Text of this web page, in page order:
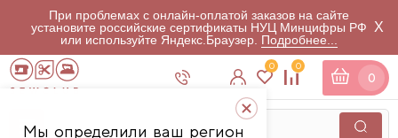
При проблемах с онлайн-оплатой заказов на сайте
установите российские сертификаты НУЦ Минцифры РФ
или используйте Яндекс.Браузер. Подробнее...
X
Мы определили ваш регион
0 0
0